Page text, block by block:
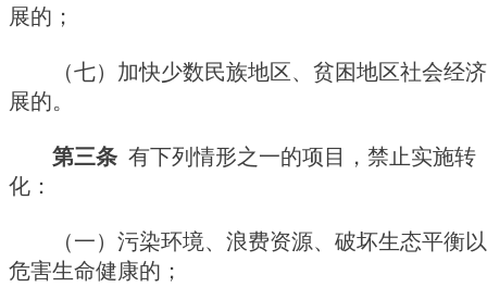
展的；
（七）加快少数民族地区、贫困地区社会经
展的。
第三条 有下列情形之一的项目，禁止实施转
化：
（一）污染环境、浪费资源、破坏生态平衡
危害生命健康的；